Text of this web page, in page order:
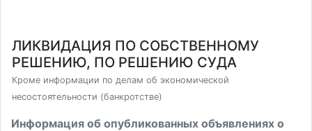
ЛИКВИДАЦИЯ ПО СОБСТВЕННОМУ
РЕШЕНИЮ, ПО РЕШЕНИЮ СУДА
Кроме информации по делам об экономической
несостоятельности (банкротстве)
Информация об опубликованных объявлениях о